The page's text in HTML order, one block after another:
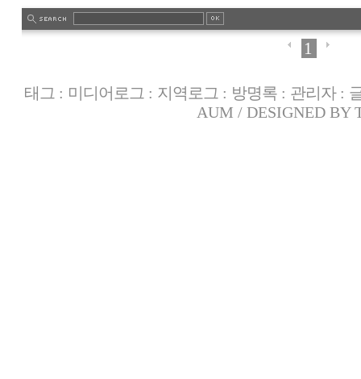
1
태그 : 미디어로그 : 지역로그 : 방명록 : 관리자:
AUM / DESIGNED BY